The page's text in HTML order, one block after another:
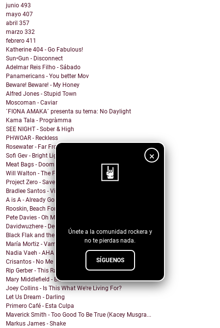
×
Únete a la comunidad rockera y
no te pierdas nada.
SÍGUENOS
junio 493
mayo 407
abril 357
marzo 332
febrero 411
Katherine 404 - Go Fabulous!
Sun•Gun - Disconnect
Adelmar Reis Filho - Sábado
Panamericans - You better Mov
Beware! Beware! - My Honey
Alfred Jones - Stupid Town
Moscoman - Caviar
´FIONA AMAKA´ presenta su tema: No Daylight
Kama Tala - Progràmma
SEE NIGHT - Sober & High
PHWOAR - Reckless
Rosewater - Far From Home
Sofi Gev - Bright Light Shining
Meat Bags - Doom
Will Walton - The Fine Line
Project Zero - Save the Date
Bradlee Santos - Violent Kiss
A is A - Already Gone
Rooskin, Beach For Tiger - Forever This Way
Pete Davies - Oh My God
Davidwuzhere - Deuces
Black Flak and the Nightmare Fighters - Depthlight
María Mortiz - Vampiro
Nadia Vaeh - AHA
Crisantos - No Me Digas C****n
Rip Gerber - This Ranch Is My Church
Mary Middlefield - Bite Me
Joey Collins - Is This What We're Living For?
Let Us Dream - Darling
Primero Café - Esta Culpa
Maverick Smith - Too Good To Be True (Kacey Musgra...
Markus James - Shake